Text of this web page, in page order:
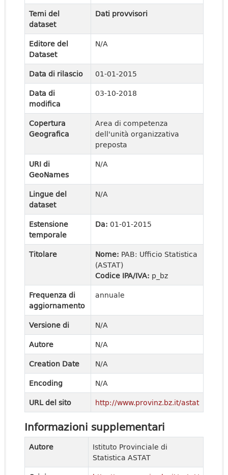
Temi del
dataset
Dati provvisori
Editore del
Dataset
N/A
Data di rilascio
01-01-2015
Data di
modifica
03-10-2018
Copertura
Geografica
Area di competenza
dell'unità organizzativa
preposta
URI di
GeoNames
N/A
Lingue del
dataset
N/A
Estensione
temporale
Da: 01-01-2015
Titolare Nome: PAB: Ufficio Statistica
(ASTAT)
Codice IPA/IVA: p_bz
Frequenza di
aggiornamento
annuale
Versione di
N/A
Autore
N/A
Creation Date
N/A
Encoding
N/A
URL del sito
http://www.provinz.bz.it/astat
Informazioni supplementari
Autore
Istituto Provinciale di
Statistica ASTAT